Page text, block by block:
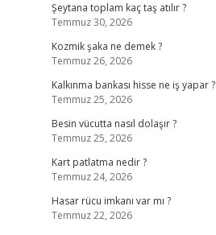
Şeytana toplam kaç taş atılır ?
Temmuz 30, 2026
Kozmik şaka ne demek ?
Temmuz 26, 2026
Kalkınma bankası hisse ne iş yapar ?
Temmuz 25, 2026
Besin vücutta nasıl dolaşır ?
Temmuz 25, 2026
Kart patlatma nedir ?
Temmuz 24, 2026
Hasar rücu imkanı var mı ?
Temmuz 22, 2026